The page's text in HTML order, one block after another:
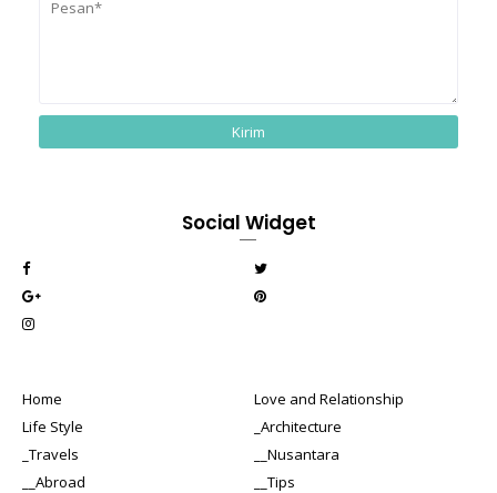
Social Widget
Home
Love and Relationship
Life Style
_Architecture
_Travels
__Nusantara
__Abroad
__Tips